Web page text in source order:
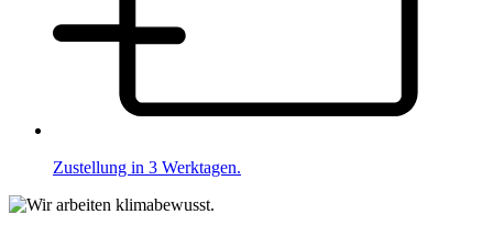
Zustellung in 3 Werktagen.